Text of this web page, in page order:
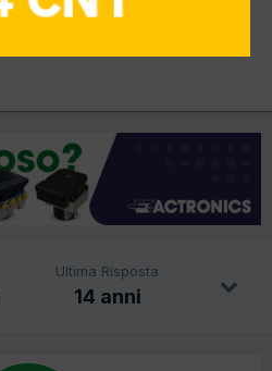
Ultima Risposta
14 anni